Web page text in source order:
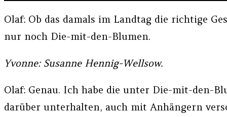
Olaf: Ob das damals im Landtag die richtige
nur noch Die-mit-den-Blumen.
Yvonne: Susanne Hennig-Wellsow.
Olaf: Genau. Ich habe die unter Die-mit-den-
darüber unterhalten, auch mit Anhängern